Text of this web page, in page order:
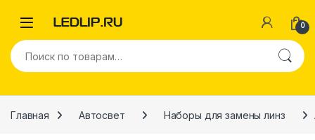
0
Искать:
Главная Автосвет Наборы для замены линз